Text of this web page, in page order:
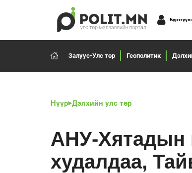
Залуус-Улс төр Геополитик
Нүүр Дэлхийн улс төр
АНУ-Хятадын
худалдаа,